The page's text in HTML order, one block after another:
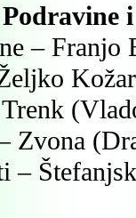
–
Zvona
–